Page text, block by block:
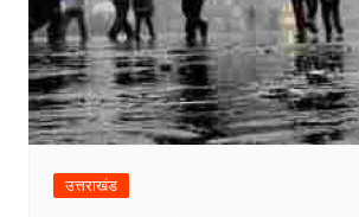
उत्तराखंड